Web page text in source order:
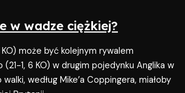
w wadze ciężkiej?
może być kolejnym rywalem
(21-1, 6 KO) w drugim pojedynku Anglika w
według Mike’a Coppingera, miałoby